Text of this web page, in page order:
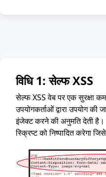
विधि 1: सेल्फ XSS
सेल्फ XSS वेब पर एक सुरक्षा
उपयोगकर्ताओं द्वारा उपयोग की
इंजेक्ट करने की अनुमति देती
स्क्रिप्ट को निष्पादित करेगा